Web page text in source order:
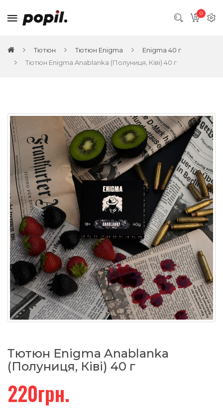
0
Тютюн Тютюн Enigma
Enigma 40 г
Тютюн Enigma Anablanka (Полуниця, Ківі) 40 г
Тютюн Enigma Anablanka
(Полуниця, Ківі) 40 г
220грн.